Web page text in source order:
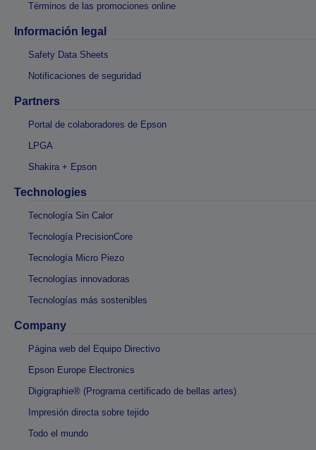
Términos de las promociones online
Información legal
Safety Data Sheets
Notificaciones de seguridad
Partners
Portal de colaboradores de Epson
LPGA
Shakira + Epson
Technologies
Tecnología Sin Calor
Tecnología PrecisionCore
Tecnología Micro Piezo
Tecnologías innovadoras
Tecnologías más sostenibles
Company
Página web del Equipo Directivo
Epson Europe Electronics
Digigraphie® (Programa certificado de bellas artes)
Impresión directa sobre tejido
Todo el mundo